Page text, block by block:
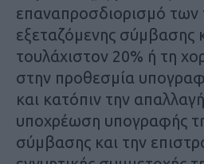
επαναπροσδιορισμό των
εξεταζόμενης σύμβασης
τουλάχιστον 20% ή τη
στην προθεσμία
και κατόπιν την
υποχρέωση υπογραφής
σύμβασης και την